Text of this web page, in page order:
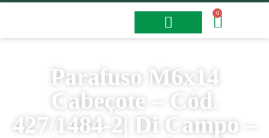
0
Parafuso M6x14
Cabeçote – Cód.
427/1484-2| Di Campo –